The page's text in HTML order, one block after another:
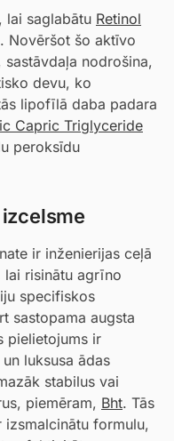
lai saglabātu Retinol
Novēršot šo aktīvo
nodrošina,
devu, ko
lipofīlā daba padara
Capric Triglyceride
peroksīdu
ir inženierijas ceļā
risinātu agrīno
specifiskos
sastopama augsta
pielietojums ir
luksusa ādas
stabilus vai
piemēram, Bht. Tās
izsmalcinātu formulu,